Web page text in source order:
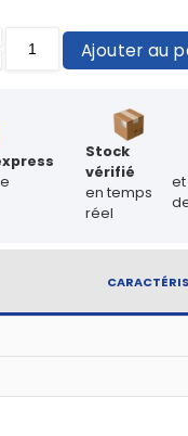
Ajouter au
Stock
vérifié
en temps
réel